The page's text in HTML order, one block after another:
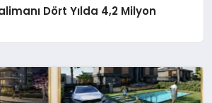
Dört Yılda 4,2 Milyon